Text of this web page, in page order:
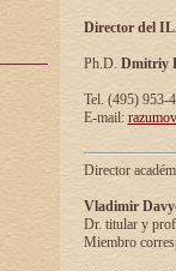
Director del
Ph.D. Dmitriy
Tel. (495) 953-
E-mail:
Director
Vladimir
Dr. titular y
Miembro